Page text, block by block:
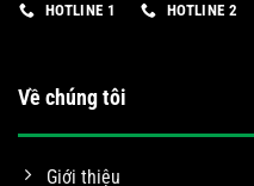
HOTLINE 1 HOTLINE 2
Về chúng tôi
Giới thiệu